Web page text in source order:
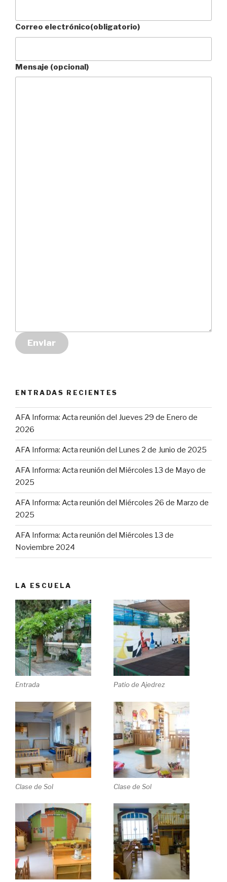
Correo electrónico(obligatorio)
Mensaje (opcional)
Enviar
ENTRADAS RECIENTES
AFA Informa: Acta reunión del Jueves 29 de Enero de
2026
AFA Informa: Acta reunión del Lunes 2 de Junio de 2025
AFA Informa: Acta reunión del Miércoles 13 de Mayo de
2025
AFA Informa: Acta reunión del Miércoles 26 de Marzo de
2025
AFA Informa: Acta reunión del Miércoles 13 de
Noviembre 2024
LA ESCUELA
Entrada Patio de Ajedrez
Clase de Sol Clase de Sol